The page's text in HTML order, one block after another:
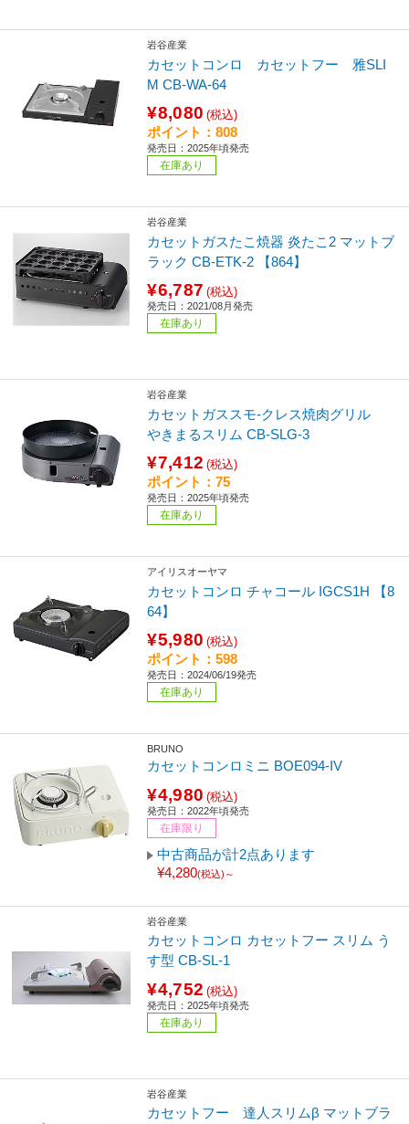
岩谷産業
カセットコンロ カセットフー 雅SLI
M CB-WA-64
¥8,080 (税込)
ポイント：808
発売日：2025年頃発売
在庫あり
岩谷産業
カセットガスたこ焼器 炎たこ2 マットブ
ラック CB-ETK-2 【864】
¥6,787 (税込)
発売日：2021/08月発売
在庫あり
岩谷産業
カセットガススモ-クレス焼肉グリル
やきまるスリム CB-SLG-3
¥7,412 (税込)
ポイント：75
発売日：2025年頃発売
在庫あり
アイリスオーヤマ
カセットコンロ チャコール IGCS1H 【8
64】
¥5,980 (税込)
ポイント：598
発売日：2024/06/19発売
在庫あり
BRUNO
カセットコンロミニ BOE094-IV
¥4,980 (税込)
発売日：2022年頃発売
在庫限り
中古商品が計2点あります
¥4,280(税込)～
岩谷産業
カセットコンロ カセットフー スリム う
す型 CB-SL-1
¥4,752 (税込)
発売日：2025年頃発売
在庫あり
岩谷産業
カセットフー 達人スリムβ マットブラ